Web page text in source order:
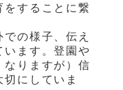
をすることに繋
の様子、伝え
います。登園や
なりますが）信
にしていま